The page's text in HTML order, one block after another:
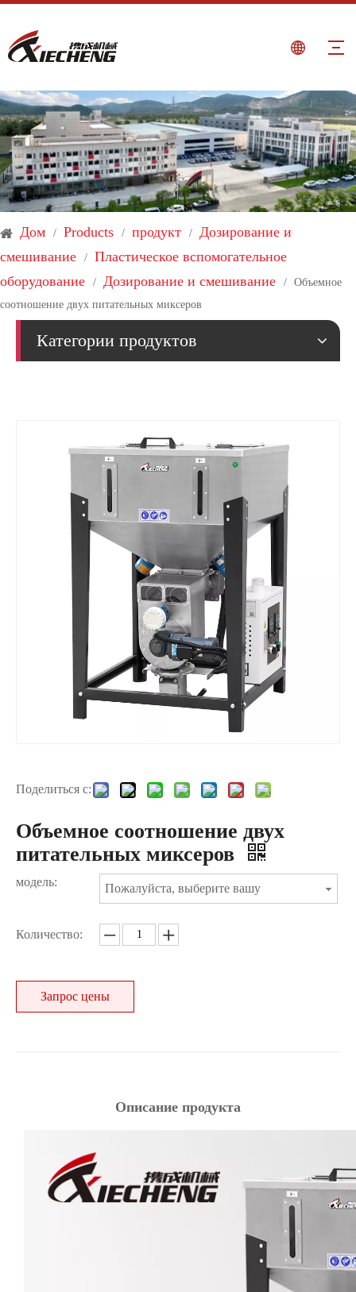
Дом / Products / продукт / Дозирование и
смешивание
/ Пластическое вспомогательное
оборудование
/ Дозирование и смешивание / Объемное
соотношение двух питательных миксеров
Категории продуктов
Поделиться с:
Объемное соотношение двух
питательных миксеров
модель: Пожалуйста, выберите вашу
Количество:
Запрос цены
Описание продукта